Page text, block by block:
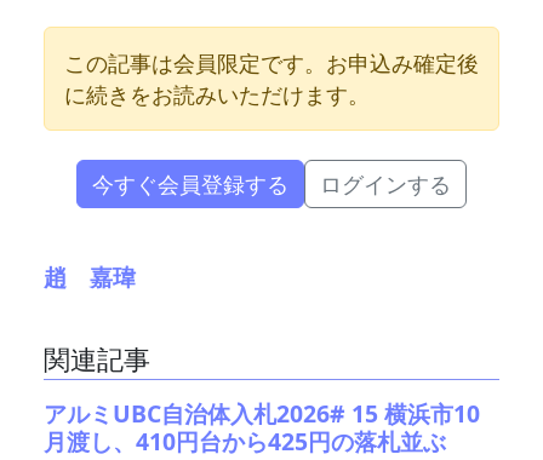
この記事は会員限定です。お申込み確定後
に続きをお読みいただけます。
今すぐ会員登録する ログインする
趙 嘉瑋
関連記事
アルミUBC自治体入札2026# 15 横浜市10
月渡し、410円台から425円の落札並ぶ